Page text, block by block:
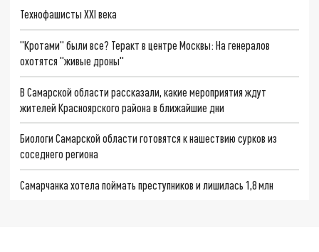
Технофашисты XXI века
"Кротами" были все? Теракт в центре Москвы: На генералов
охотятся "живые дроны"
В Самарской области рассказали, какие мероприятия ждут
жителей Красноярского района в ближайшие дни
Биологи Самарской области готовятся к нашествию сурков из
соседнего региона
Самарчанка хотела поймать преступников и лишилась 1,8 млн